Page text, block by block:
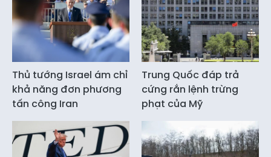
Thủ tướng Israel ám chỉ
khả năng đơn phương
tấn công Iran
Trung Quốc đáp trả
cứng rắn lệnh trừng
phạt của Mỹ